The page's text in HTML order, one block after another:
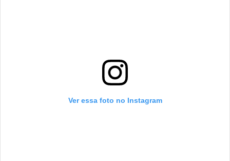
Ver essa foto no Instagram